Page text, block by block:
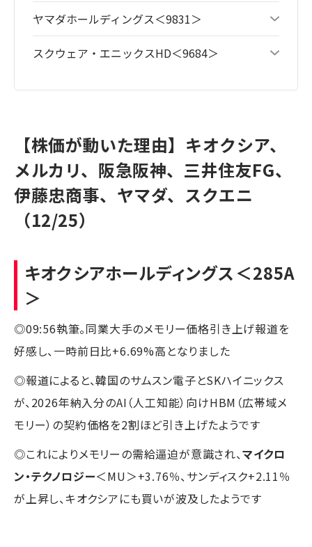
ヤマダホールディングス＜9831＞
スクウェア・エニックスHD＜9684＞
【株価が動いた理由】キオクシア、
メルカリ、阪急阪神、三井住友FG、
伊藤忠商事、ヤマダ、スクエニ
（12/25）
キオクシアホールディングス＜285A
＞
◎09:56執筆。同業大手のメモリー価格引き上げ報道を
好感し、一時前日比+6.69%高となりました
◎報道によると、韓国のサムスン電子とSKハイニックス
が、2026年納入分のAI（人工知能）向けHBM（広帯域メ
モリー）の契約価格を2割ほど引き上げたようです
◎これによりメモリーの需給逼迫が意識され、マイクロ
ン・テクノロジー＜MU＞+3.76％、サンディスク+2.11％
が上昇し、キオクシアにも買いが波及したようです